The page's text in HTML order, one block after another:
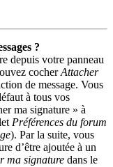
?
depuis votre panneau
cocherAttacher
de message. Vous
à tous vos
ma signature » à
Préférences du forum
). Par la suite, vous
d’être ajoutée à un
ma signature dans le